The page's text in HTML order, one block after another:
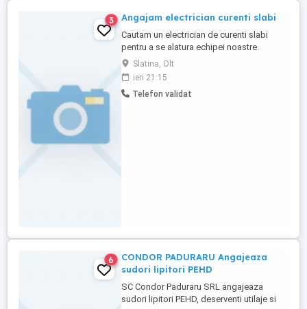
3 Angajam electrician curenti slabi
Cautam un electrician de curenti slabi
pentru a se alatura echipei noastre.
Candidatul ideal va fi responsabil de
instalarea, intretinerea si repararea
sistemelor de curenti slabi, inclusiv, dar
fara a se limita la: sisteme de detectie si
Slatina, Olt
ieri 21:15
Telefon validat
6
CONDOR PADURARU Angajeaza
sudori lipitori PEHD
SC Condor Paduraru SRL angajeaza
sudori lipitori PEHD, deserventi utilaje si